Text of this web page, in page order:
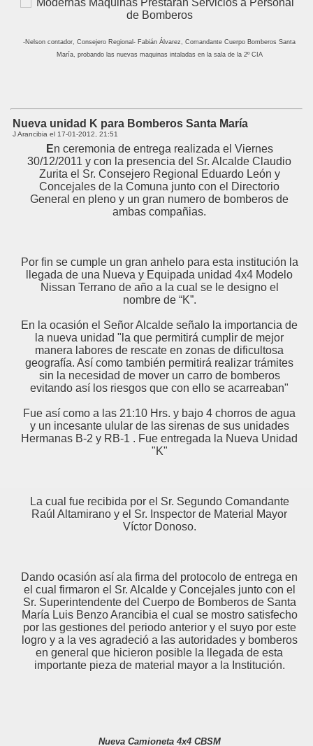
-Nelson contador, Consejero Regional- Fabián Álvarez, Comandante Cuerpo Bomberos Santa
María, probando las nuevas maquinas intaladas en la sala de la 2º CIA
Nueva unidad K para Bomberos Santa María
J Arancibia el 17-01-2012, 21:51
En ceremonia de entrega realizada el Viernes
30/12/2011 y con la presencia del Sr. Alcalde Claudio
Zurita el Sr. Consejero Regional Eduardo León y
Concejales de la Comuna junto con el Directorio
General en pleno y un gran numero de bomberos de
ambas compañias.
Por fin se cumple un gran anhelo para esta institución la
llegada de una Nueva y Equipada unidad 4x4 Modelo
Nissan Terrano de año a la cual se le designo el
nombre de “K”.
En la ocasión el Señor Alcalde señalo la importancia de
la nueva unidad "la que permitirá cumplir de mejor
manera labores de rescate en zonas de dificultosa
geografía. Así como también permitirá realizar trámites
sin la necesidad de mover un carro de bomberos
evitando así los riesgos que con ello se acarreaban"
Fue así como a las 21:10 Hrs. y bajo 4 chorros de agua
y un incesante ulular de las sirenas de sus unidades
Hermanas B-2 y RB-1 . Fue entregada la Nueva Unidad
"K"
La cual fue recibida por el Sr. Segundo Comandante
Raúl Altamirano y el Sr. Inspector de Material Mayor
Víctor Donoso.
Dando ocasión así ala firma del protocolo de entrega en
el cual firmaron el Sr. Alcalde y Concejales junto con el
Sr. Superintendente del Cuerpo de Bomberos de Santa
María Luis Benzo Arancibia el cual se mostro satisfecho
por las gestiones del periodo anterior y el suyo por este
logro y a la ves agradeció a las autoridades y bomberos
en general que hicieron posible la llegada de esta
importante pieza de material mayor a la Institución.
Nueva Camioneta 4x4 CBSM